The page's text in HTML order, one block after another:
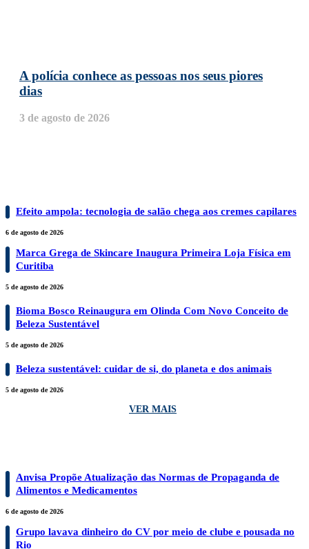
A polícia conhece as pessoas nos seus piores
dias
3 de agosto de 2026
Efeito ampola: tecnologia de salão chega aos cremes capilares
6 de agosto de 2026
Marca Grega de Skincare Inaugura Primeira Loja Física em
Curitiba
5 de agosto de 2026
Bioma Bosco Reinaugura em Olinda Com Novo Conceito de
Beleza Sustentável
5 de agosto de 2026
Beleza sustentável: cuidar de si, do planeta e dos animais
5 de agosto de 2026
VER MAIS
Anvisa Propõe Atualização das Normas de Propaganda de
Alimentos e Medicamentos
6 de agosto de 2026
Grupo lavava dinheiro do CV por meio de clube e pousada no
Rio